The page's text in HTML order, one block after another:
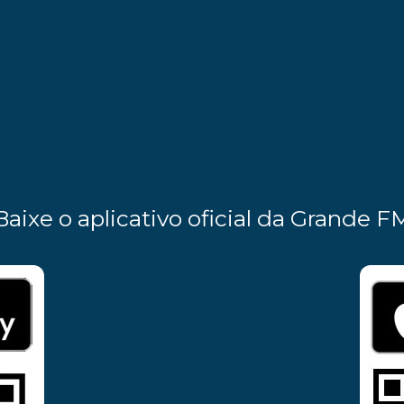
o aplicativo oficial da Grande